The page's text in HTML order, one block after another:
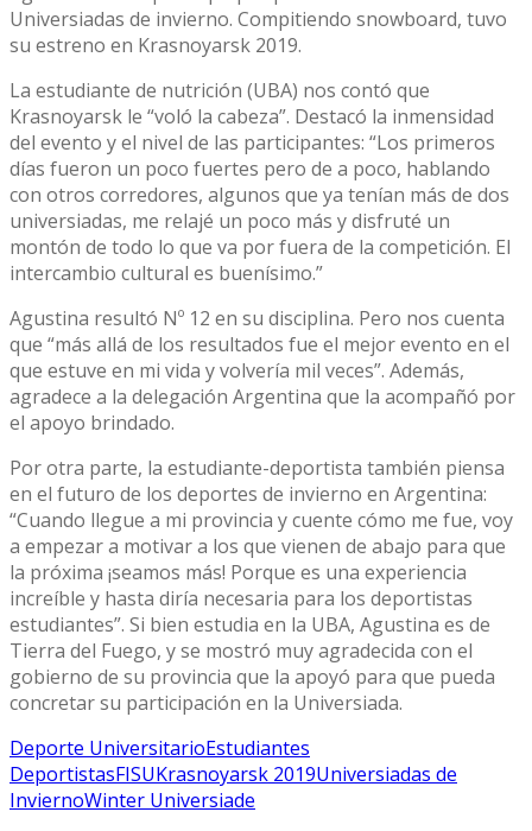
Universiadas de invierno. Compitiendo snowboard, tuvo
su estreno en Krasnoyarsk 2019.
La estudiante de nutrición (UBA) nos contó que
Krasnoyarsk le “voló la cabeza”. Destacó la inmensidad
del evento y el nivel de las participantes: “Los primeros
días fueron un poco fuertes pero de a poco, hablando
con otros corredores, algunos que ya tenían más de dos
universiadas, me relajé un poco más y disfruté un
montón de todo lo que va por fuera de la competición. El
intercambio cultural es buenísimo.”
Agustina resultó Nº 12 en su disciplina. Pero nos cuenta
que “más allá de los resultados fue el mejor evento en el
que estuve en mi vida y volvería mil veces”. Además,
agradece a la delegación Argentina que la acompañó por
el apoyo brindado.
Por otra parte, la estudiante-deportista también piensa
en el futuro de los deportes de invierno en Argentina:
“Cuando llegue a mi provincia y cuente cómo me fue, voy
a empezar a motivar a los que vienen de abajo para que
la próxima ¡seamos más! Porque es una experiencia
increíble y hasta diría necesaria para los deportistas
estudiantes”. Si bien estudia en la UBA, Agustina es de
Tierra del Fuego, y se mostró muy agradecida con el
gobierno de su provincia que la apoyó para que pueda
concretar su participación en la Universiada.
Deporte UniversitarioEstudiantes
DeportistasFISUKrasnoyarsk 2019Universiadas de
InviernoWinter Universiade